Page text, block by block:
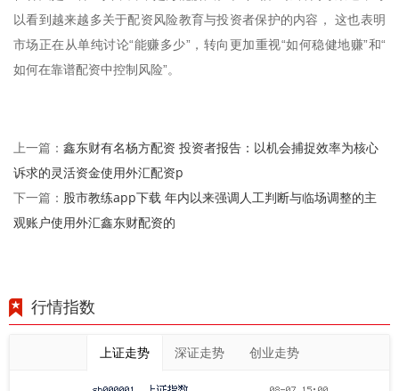
以看到越来越多关于配资风险教育与投资者保护的内容， 这也表明
市场正在从单纯讨论“能赚多少”，转向更加重视“如何稳健地赚”和“
如何在靠谱配资中控制风险”。
上一篇： 鑫东财有名杨方配资 投资者报告：以机会捕捉效率为核心
诉求的灵活资金使用外汇配资p
下一篇： 股市教练app下载 年内以来强调人工判断与临场调整的主
观账户使用外汇鑫东财配资的
行情指数
上证走势 深证走势 创业走势